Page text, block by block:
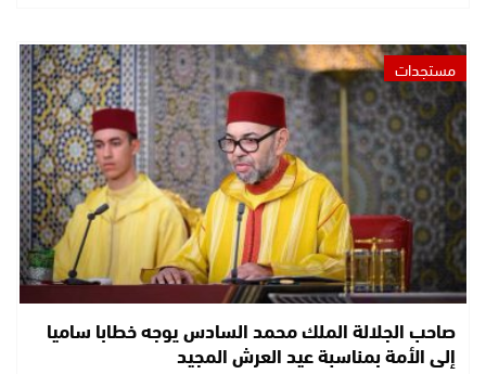
مستجدات
صاحب الجلالة الملك محمد السادس يوجه خطابا ساميا
إلى الأمة بمناسبة عيد العرش المجيد